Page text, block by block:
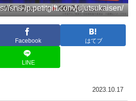
sns-lp.petitgift.com/jujutsukaisen/
Facebook はてブ
LINE
2023.10.17